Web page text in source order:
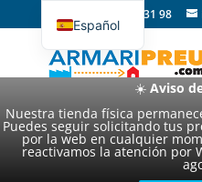
☀️ Aviso
Nuestra tienda física
Puedes seguir solicitando tus
por la web en cualquier
reactivamos la atención por
93 357 31 98
Español
Català